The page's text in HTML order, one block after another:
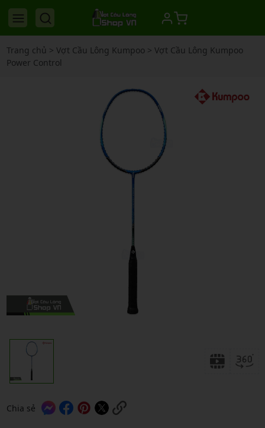
Trang chủ > Vợt Cầu Lông Kumpoo > Vợt Cầu Lông Kumpoo
Power Control
Chia sẻ